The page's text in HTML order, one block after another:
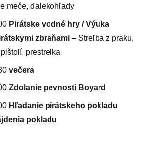
meče, ďalekohľady
Pirátske vodné hry / Výuka
zbraňami – Streľba z praku,
prestrelka
večera
Zdolanie pevnosti Boyard
Hľadanie pirátskeho pokladu
pokladu